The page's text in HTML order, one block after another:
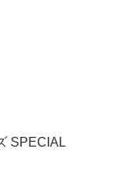
SPECIAL